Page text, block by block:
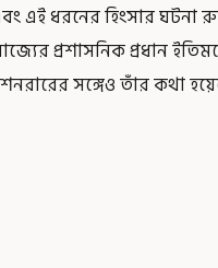
এই ধরনের হিংসার ঘটনা
প্রশাসনিক প্রধান
সঙ্গেও তাঁর কথা